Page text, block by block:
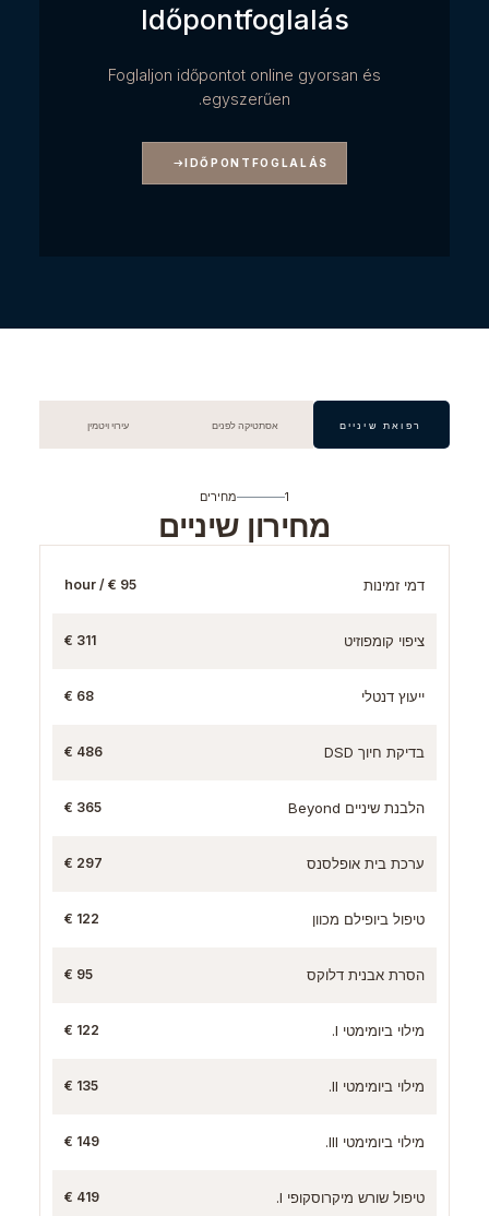
Időpontfoglalás
Foglaljon időpontot online gyorsan és
egyszerűen.
IDŐPONTFOGLALÁS
רפואת שיניים אסתטיקה לפנים עירוי ויטמין
1 מחירים
מחירון שיניים
דמי זמינות 95 € / hour
ציפוי קומפוזיט 311 €
ייעוץ דנטלי 68 €
בדיקת חיוך DSD 486 €
הלבנת שיניים Beyond 365 €
ערכת בית אופלסנס 297 €
טיפול ביופילם מכוון 122 €
הסרת אבנית דלוקס 95 €
מילוי ביומימטי I. 122 €
מילוי ביומימטי II. 135 €
מילוי ביומימטי III. 149 €
טיפול שורש מיקרוסקופי I. 419 €